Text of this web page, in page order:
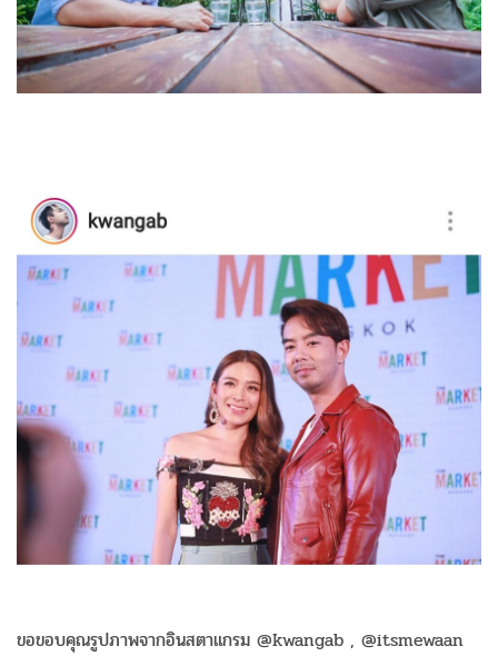
ขอขอบคุณรูปภาพจากอินสตาแกรม @kwangab , @itsmewaan